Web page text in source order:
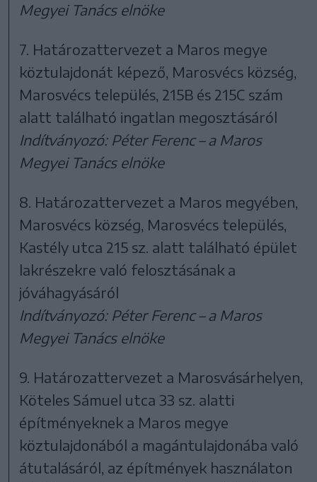
Megyei Tanács elnöke
7. Határozattervezet a Maros megye
köztulajdonát képező, Marosvécs község,
Marosvécs település, 215B és 215C szám
alatt található ingatlan megosztásáról
Indítványozó: Péter Ferenc – a Maros
Megyei Tanács elnöke
8. Határozattervezet a Maros megyében,
Marosvécs község, Marosvécs település,
Kastély utca 215 sz. alatt található épület
lakrészekre való felosztásának a
jóváhagyásáról
Indítványozó: Péter Ferenc – a Maros
Megyei Tanács elnöke
9. Határozattervezet a Marosvásárhelyen,
Köteles Sámuel utca 33 sz. alatti
építményeknek a Maros megye
köztulajdonából a magántulajdonába való
átutalásáról, az építmények használaton